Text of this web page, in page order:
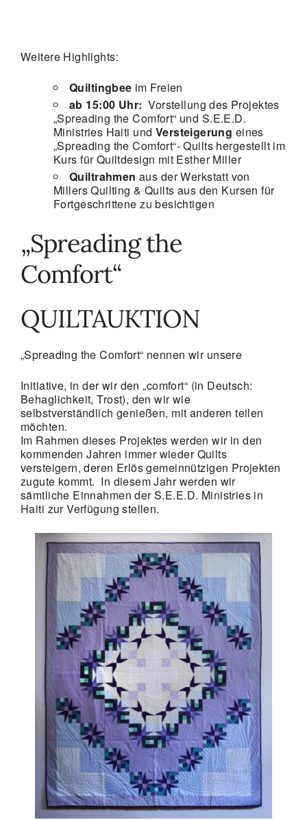
Weitere Highlights:
Quiltingbee im Freien
ab 15:00 Uhr: Vorstellung des Projektes
„Spreading the Comfort“ und S.E.E.D.
Ministries Haiti und Versteigerung eines
„Spreading the Comfort“- Quilts hergestellt im
Kurs für Quiltdesign mit Esther Miller
Quiltrahmenaus der Werkstatt von
Millers Quilting & Quilts aus den Kursen für
Fortgeschrittene zu besichtigen
„Spreading the
Comfort“
QUILTAUKTION
„Spreading the Comfort“ nennen wir unsere
Initiative, in der wir den „comfort“ (in Deutsch:
Behaglichkeit, Trost), den wir wie
selbstverständlich genießen, mit anderen teilen
möchten.
Im Rahmen dieses Projektes werden wir in den
kommenden Jahren immer wieder Quilts
versteigern, deren Erlös gemeinnützigen Projekten
zugute kommt. In diesem Jahr werden wir
sämtliche Einnahmen der S.E.E.D. Ministries in
Haiti zur Verfügung stellen.